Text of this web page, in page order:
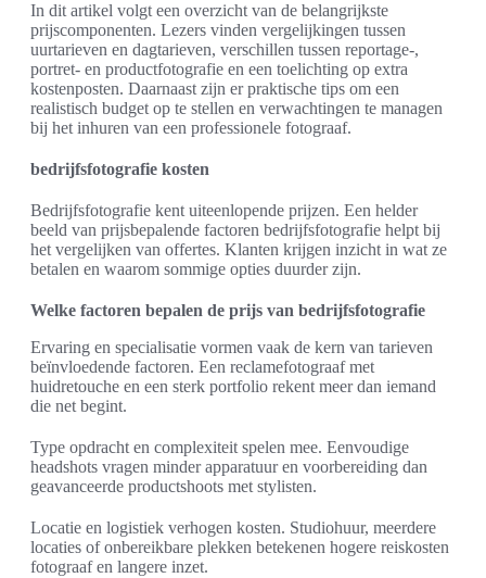
In dit artikel volgt een overzicht van de belangrijkste
prijscomponenten. Lezers vinden vergelijkingen tussen
uurtarieven en dagtarieven, verschillen tussen reportage-,
portret- en productfotografie en een toelichting op extra
kostenposten. Daarnaast zijn er praktische tips om een
realistisch budget op te stellen en verwachtingen te managen
bij het inhuren van een professionele fotograaf.
bedrijfsfotografie kosten
Bedrijfsfotografie kent uiteenlopende prijzen. Een helder
beeld van prijsbepalende factoren bedrijfsfotografie helpt bij
het vergelijken van offertes. Klanten krijgen inzicht in wat ze
betalen en waarom sommige opties duurder zijn.
Welke factoren bepalen de prijs van bedrijfsfotografie
Ervaring en specialisatie vormen vaak de kern van tarieven
beïnvloedende factoren. Een reclamefotograaf met
huidretouche en een sterk portfolio rekent meer dan iemand
die net begint.
Type opdracht en complexiteit spelen mee. Eenvoudige
headshots vragen minder apparatuur en voorbereiding dan
geavanceerde productshoots met stylisten.
Locatie en logistiek verhogen kosten. Studiohuur, meerdere
locaties of onbereikbare plekken betekenen hogere reiskosten
fotograaf en langere inzet.